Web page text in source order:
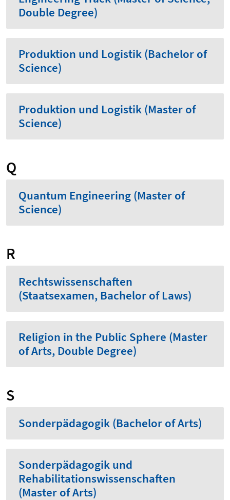
Double Degree)
Produktion und Logistik (Bachelor of
Science)
Produktion und Logistik (Master of
Science)
Q
Quantum Engineering (Master of
Science)
R
Rechtswissenschaften
(Staatsexamen, Bachelor of Laws)
Religion in the Public Sphere (Master
of Arts, Double Degree)
S
Sonderpädagogik (Bachelor of Arts)
Sonderpädagogik und
Rehabilitationswissenschaften
(Master of Arts)